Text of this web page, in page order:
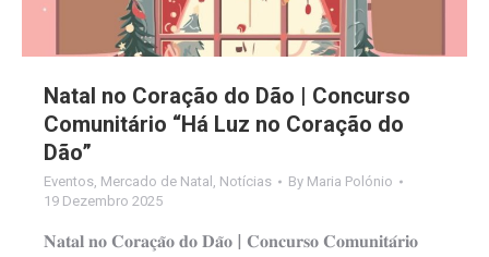
Natal no Coração do Dão | Concurso
Comunitário “Há Luz no Coração do
Dão”
Eventos, Mercado de Natal , Notícias By Maria Polónio
19 Dezembro 2025
𝐍𝐚𝐭𝐚𝐥 𝐧𝐨 𝐂𝐨𝐫𝐚𝐜̧𝐚̃𝐨 𝐝𝐨 𝐃𝐚̃𝐨 | 𝐂𝐨𝐧𝐜𝐮𝐫𝐬𝐨 𝐂𝐨𝐦𝐮𝐧𝐢𝐭𝐚́𝐫𝐢𝐨